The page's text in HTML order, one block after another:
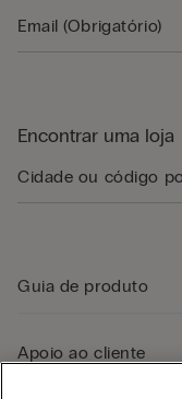
Encontrar uma loja
Guia de produto
Apoio ao cliente